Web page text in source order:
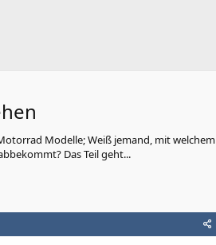
Modelle; Weiß jemand, mit welchem
Das Teil geht...